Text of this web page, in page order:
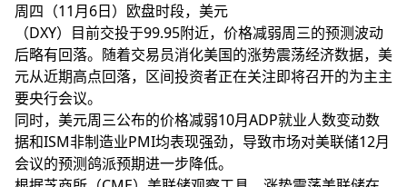
周四（11月6日）欧盘时段，美元
（DXY）目前交投于99.95附近，价格减弱周三的预测波动
后略有回落。随着交易员消化美国的涨势震荡经济数据，美
元从近期高点回落，区间投资者正在关注即将召开的为主主
要央行会议。
同时，美元周三公布的价格减弱10月ADP就业人数变动数
据和ISM非制造业PMI均表现强劲，导致市场对美联储12月
会议的预测鸽派预期进一步降低。